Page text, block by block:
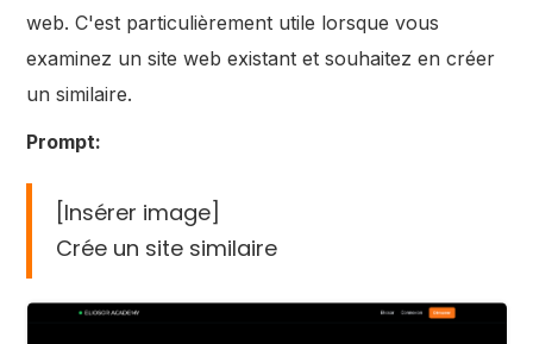
web. C'est particulièrement utile lorsque vous
examinez un site web existant et souhaitez en créer
un similaire.
Prompt:
[Insérer image]
Crée un site similaire